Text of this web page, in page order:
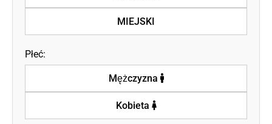
MIEJSKI
Płeć:
Mężczyzna
Kobieta